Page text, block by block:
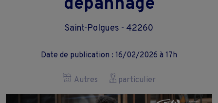
Saint-Polgues - 42260
Date de publication : 16/02/2026 à 17h
Autres particulier